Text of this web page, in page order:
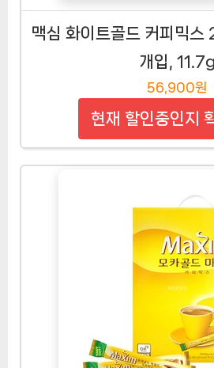
맥심 화이트골드 커피믹
개입, 11.7g
56,900원
현재 할인중인지